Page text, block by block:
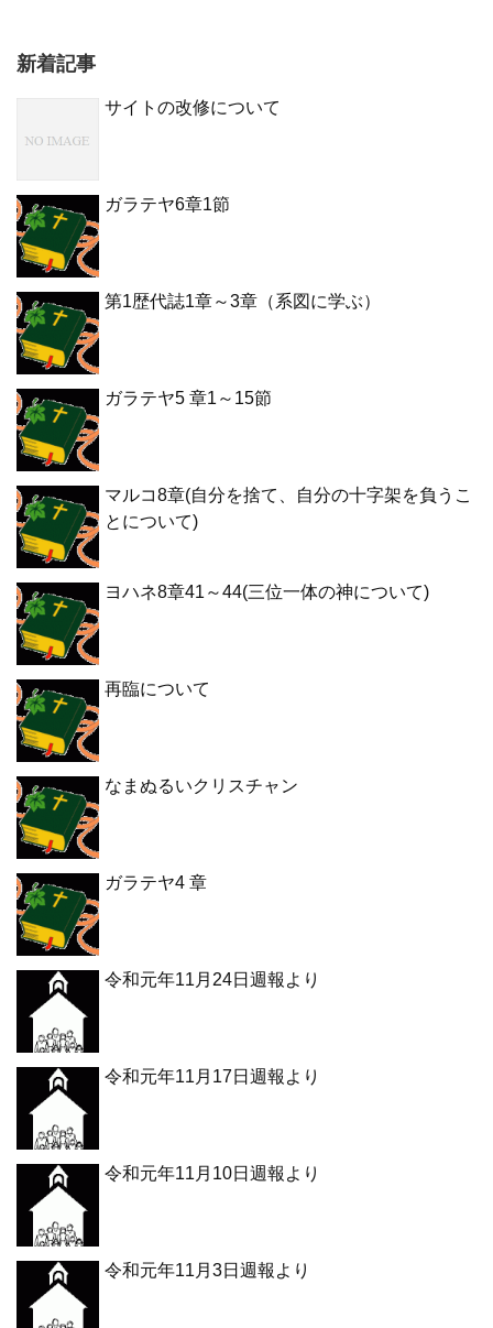
新着記事
サイトの改修について
ガラテヤ6章1節
第1歴代誌1章～3章（系図に学ぶ）
ガラテヤ5 章1～15節
マルコ8章(自分を捨て、自分の十字架を負うこ
とについて)
ヨハネ8章41～44(三位一体の神について)
再臨について
なまぬるいクリスチャン
ガラテヤ4 章
令和元年11月24日週報より
令和元年11月17日週報より
令和元年11月10日週報より
令和元年11月3日週報より